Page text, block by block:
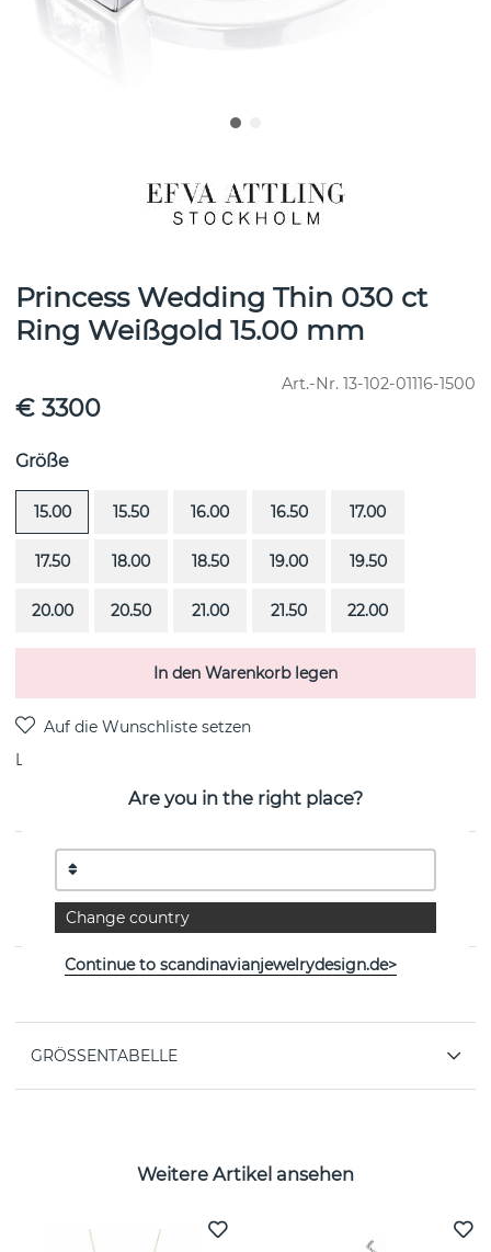
Princess Wedding Thin 030 ct
Ring Weißgold 15.00 mm
Art.-Nr. 13-102-01116-1500
€ 3300
Größe
15.00 15.50 16.00 16.50 17.00
17.50 18.00 18.50 19.00 19.50
20.00 20.50 21.00 21.50 22.00
In den Warenkorb legen
Lieferung:
PRODUKTBESCHREIBUNG
Princess Wedding Thin ist ein diamantring (0.30 ct) i
18k Weißgold von der schwedischen Marke Efva Attling
EIGENSCHAFTEN
GRÖSSENTABELLE
Weitere Artikel ansehen
Are you in the right place?
Change country
Continue to scandinavianjewelrydesign.de>